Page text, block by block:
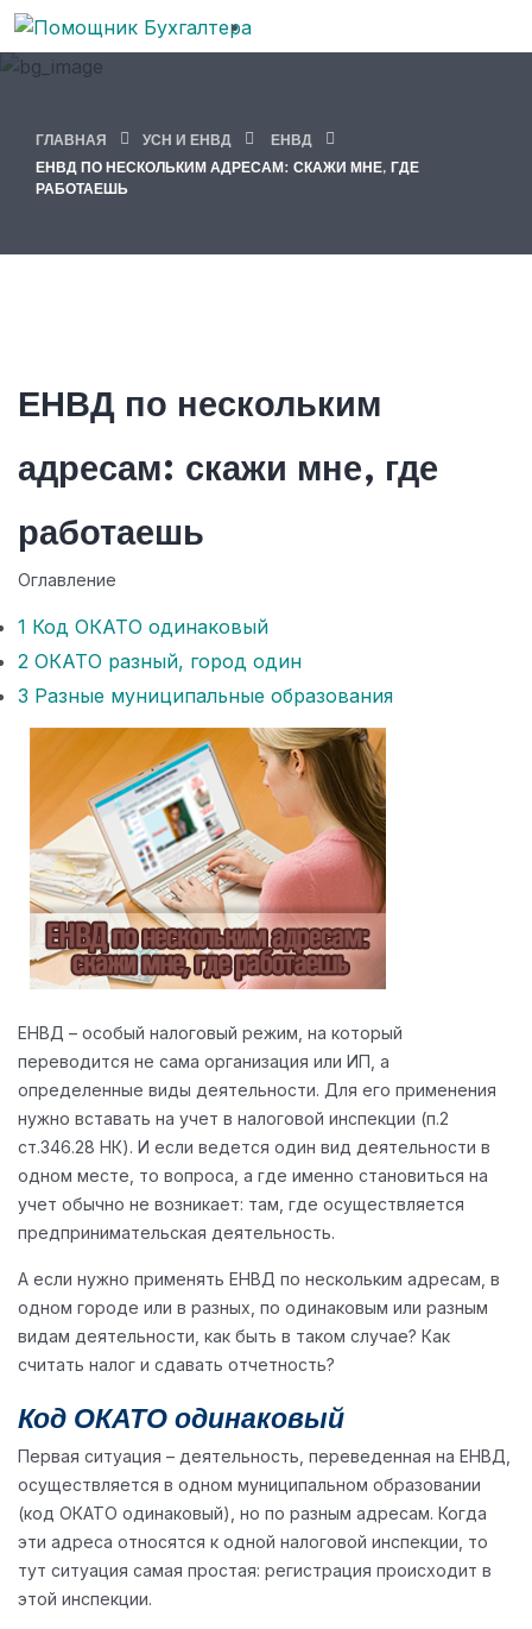
ГЛАВНАЯ УСН И ЕНВД
ЕНВД
ЕНВД ПО НЕСКОЛЬКИМ АДРЕСАМ: СКАЖИ МНЕ, ГДЕ
РАБОТАЕШЬ
ЕНВД по нескольким
адресам: скажи мне, где
работаешь
Оглавление
1 Код ОКАТО одинаковый
2 ОКАТО разный, город один
3 Разные муниципальные образования
ЕНВД – особый налоговый режим, на который
переводится не сама организация или ИП, а
определенные виды деятельности. Для его применения
нужно вставать на учет в налоговой инспекции (п.2
ст.346.28 НК). И если ведется один вид деятельности в
одном месте, то вопроса, а где именно становиться на
учет обычно не возникает: там, где осуществляется
предпринимательская деятельность.
А если нужно применять ЕНВД по нескольким адресам, в
одном городе или в разных, по одинаковым или разным
видам деятельности, как быть в таком случае? Как
считать налог и сдавать отчетность?
Код ОКАТО одинаковый
Первая ситуация – деятельность, переведенная на ЕНВД,
осуществляется в одном муниципальном образовании
(код ОКАТО одинаковый), но по разным адресам. Когда
эти адреса относятся к одной налоговой инспекции, то
тут ситуация самая простая: регистрация происходит в
этой инспекции.